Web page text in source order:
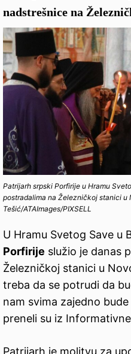
nadstrešnice na
Patrijarh srpski Porfirije u Hramu
postradalima na Železničkoj stanici u
Tešić/ATAImages/PIXSELL
U Hramu Svetog Save u
Porfirije služio je danas
Železničkoj stanici u
treba da se potrudi da
nam svima zajedno
preneli su iz
Patrijarh je molitvu za